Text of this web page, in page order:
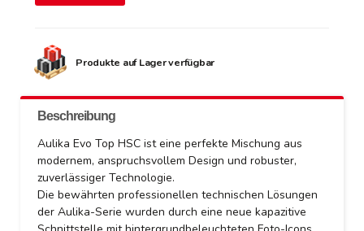
Produkte auf Lager verfügbar
Beschreibung
Aulika Evo Top HSC ist eine perfekte Mischung aus
modernem, anspruchsvollem Design und robuster,
zuverlässiger Technologie.
Die bewährten professionellen technischen Lösungen
der Aulika-Serie wurden durch eine neue kapazitive